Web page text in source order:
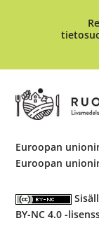
Euroopan
Euroopan
BY-NC 4.0 -